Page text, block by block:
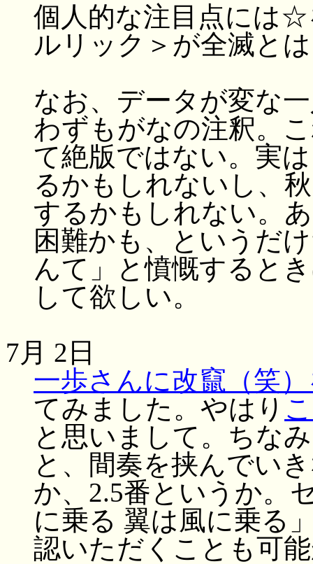
個人的な注目点には
ルリック＞が全滅と
なお、データが変な
わずもがなの注釈。
て絶版ではない。実
るかもしれないし、
するかもしれない。
困難かも、というだ
んて」と憤慨すると
して欲しい。
7月 2日
一歩さんに改竄（笑
てみました。やはり
と思いまして。ちな
と、間奏を挟んでい
か、2.5番というか。
に乗る 翼は風に乗る
認いただくことも可